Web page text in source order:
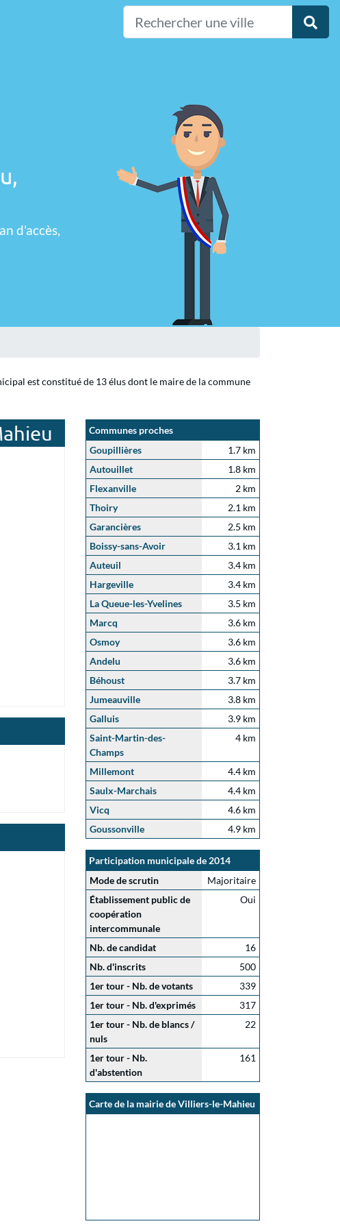
d'accès,
est constitué de 13 élus dont le maire de la commune
Communes proches
Goupillières
1.7 km
Autouillet
1.8 km
Flexanville
2 km
Thoiry
2.1 km
Garancières
2.5 km
Boissy-sans-Avoir
3.1 km
Auteuil
3.4 km
Hargeville
3.4 km
La Queue-les-Yvelines
3.5 km
Marcq
3.6 km
Osmoy
3.6 km
Andelu
3.6 km
Béhoust
3.7 km
Jumeauville
3.8 km
Galluis
3.9 km
Saint-Martin-des-
Champs
4 km
Millemont
4.4 km
Saulx-Marchais
4.4 km
Vicq
4.6 km
Goussonville
4.9 km
Participation municipale de 2014
Mode de scrutin
Majoritaire
Établissement public de
coopération
intercommunale
Oui
Nb. de candidat
16
Nb. d'inscrits
500
1er tour - Nb. de votants
339
1er tour - Nb. d'exprimés
317
1er tour - Nb. de blancs /
nuls
22
1er tour - Nb.
d'abstention
161
Carte de la mairie de Villiers-le-Mahieu